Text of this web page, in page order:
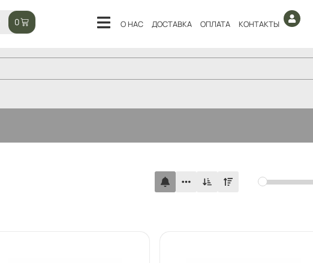
0 О НАС ДОСТАВКА ОПЛАТА КОНТАКТЫ